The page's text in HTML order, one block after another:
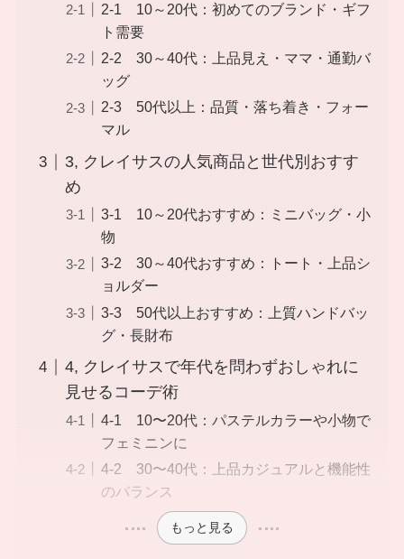
2-1 10～20代：初めてのブランド・ギフ
ト需要
2-2 30～40代：上品見え・ママ・通勤バ
ッグ
2-3 50代以上：品質・落ち着き・フォー
マル
3, クレイサスの人気商品と世代別おすす
め
3-1 10～20代おすすめ：ミニバッグ・小
物
3-2 30～40代おすすめ：トート・上品シ
ョルダー
3-3 50代以上おすすめ：上質ハンドバッ
グ・長財布
4, クレイサスで年代を問わずおしゃれに
見せるコーデ術
4-1 10〜20代：パステルカラーや小物で
フェミニンに
4-2 30〜40代：上品カジュアルと機能性
のバランス
もっと見る